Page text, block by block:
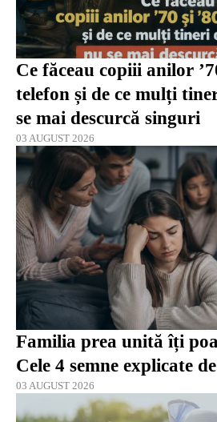
Ce făceau copiii anilor
telefon și de ce mulți
se mai descurcă singuri
03 AUGUST 2026
Familia prea unită îți
Cele 4 semne explicate
03 AUGUST 2026